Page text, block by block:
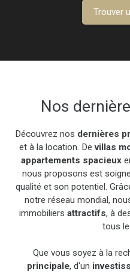
Trouver
Nos
Découvrez nos dernières
et à la location. Devillas
appartements spacieux
nous proposons est
qualité et son potentiel.
notre réseau mondial,
immobiliers attractifs, à
tous
Que vous soyez à la
principale, d'un